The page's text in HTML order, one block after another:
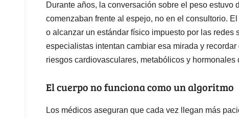
Durante años, la conversación sobre el peso estuvo
comenzaban frente al espejo, no en el consultorio.
o alcanzar un estándar físico impuesto por las redes
especialistas intentan cambiar esa mirada y
riesgos cardiovasculares, metabólicos y
El cuerpo no funciona como un algoritmo
Los médicos aseguran que cada vez llegan más